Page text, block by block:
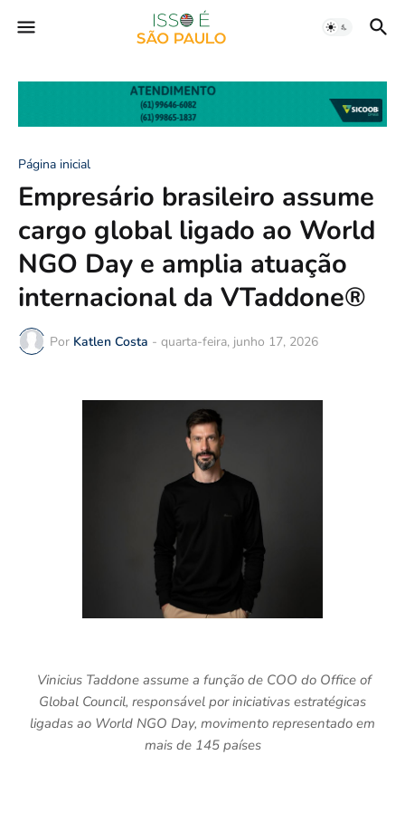
Página inicial
Empresário brasileiro assume
cargo global ligado ao World
NGO Day e amplia atuação
internacional da VTaddone®
Por Katlen Costa - quarta-feira, junho 17, 2026
Vinicius Taddone assume a função de COO do Office of
Global Council, responsável por iniciativas estratégicas
ligadas ao World NGO Day, movimento representado em
mais de 145 países